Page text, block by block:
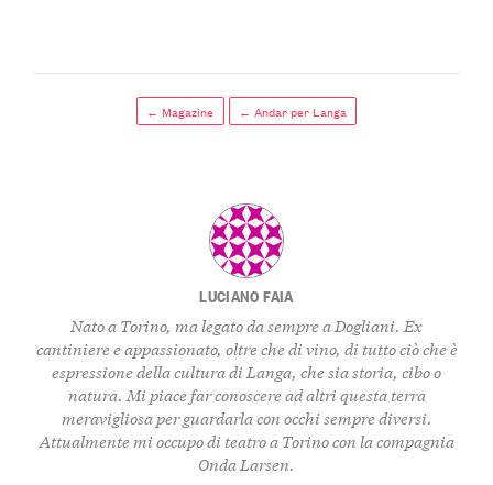
← Magazine ← Andar per Langa
LUCIANO FAIA
Nato a Torino, ma legato da sempre a Dogliani. Ex
cantiniere e appassionato, oltre che di vino, di tutto ciò che è
espressione della cultura di Langa, che sia storia, cibo o
natura. Mi piace far conoscere ad altri questa terra
meravigliosa per guardarla con occhi sempre diversi.
Attualmente mi occupo di teatro a Torino con la compagnia
Onda Larsen.